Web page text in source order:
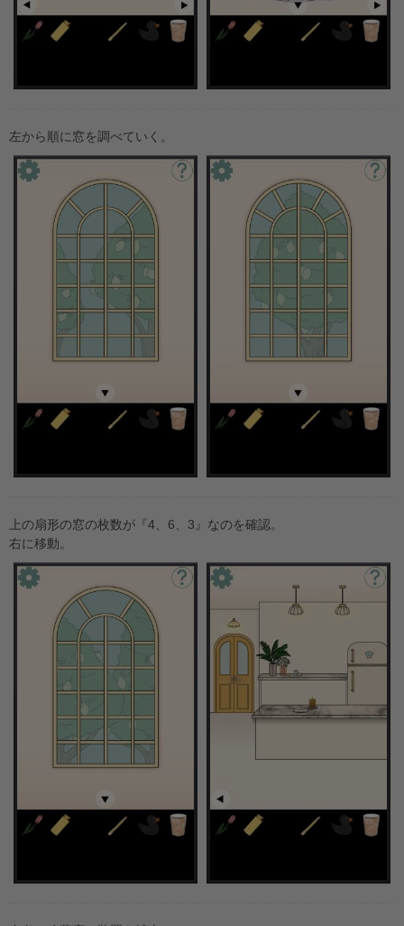
左から順に窓を調べていく。
上の扇形の窓の枚数が『4、6、3』なのを確認。
右に移動。